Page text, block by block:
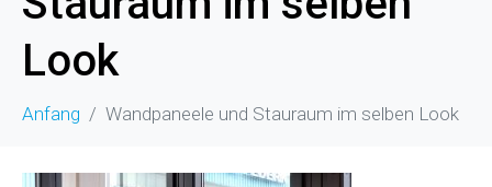
Look
Anfang Wandpaneele und Stauraum im selben Look